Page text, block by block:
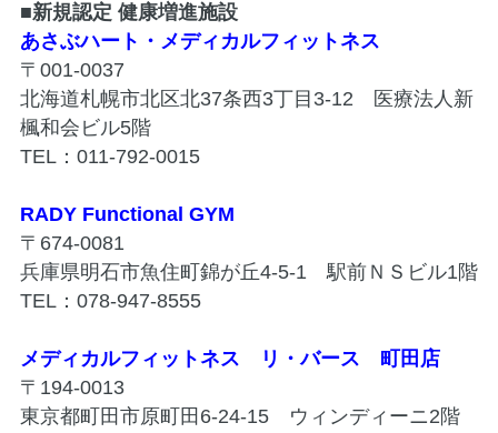
■新規認定 健康増進施設
あさぶハート・メディカルフィットネス
〒001-0037
北海道札幌市北区北37条西3丁目3-12 医療法人新
楓和会ビル5階
TEL：011-792-0015
RADY Functional GYM
〒674-0081
兵庫県明石市魚住町錦が丘4-5-1 駅前ＮＳビル1階
TEL：078-947-8555
メディカルフィットネス リ・バース 町田店
〒194-0013
東京都町田市原町田6-24-15 ウィンディーニ2階